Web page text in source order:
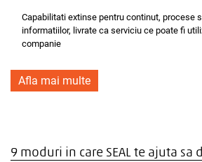
Capabilitati extinse pentru continut, procese
informatiilor, livrate ca serviciu ce poate fi
companie
Afla mai multe
9 moduri in care SEAL te ajuta sa